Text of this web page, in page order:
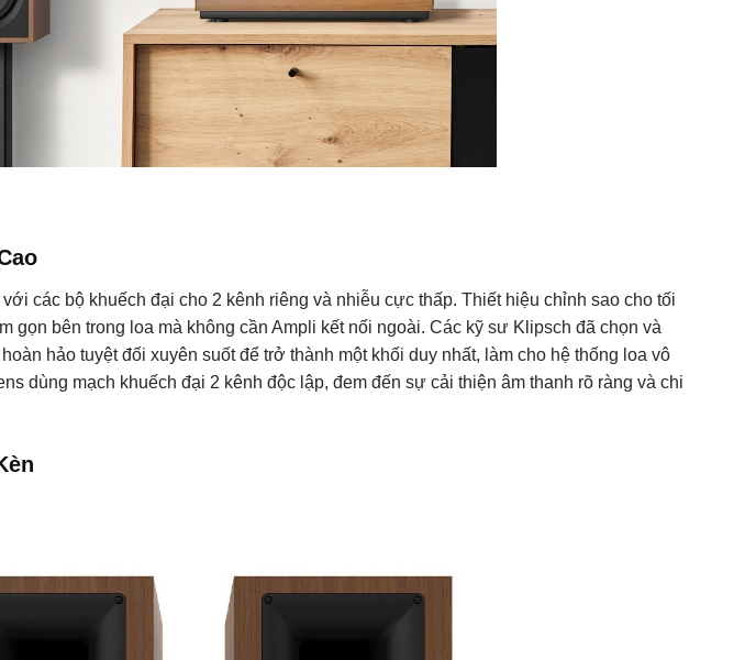
các bộ khuếch đại cho 2 kênh riêng và nhiễu cực thấp. Thiết hiệu chỉnh sao cho tối
gọn bên trong loa mà không cần Ampli kết nối ngoài. Các kỹ sư Klipsch đã chọn và
hảo tuyệt đối xuyên suốt để trở thành một khối duy nhất, làm cho hệ thống loa vô
dùng mạch khuếch đại 2 kênh độc lập, đem đến sự cải thiện âm thanh rõ ràng và chi